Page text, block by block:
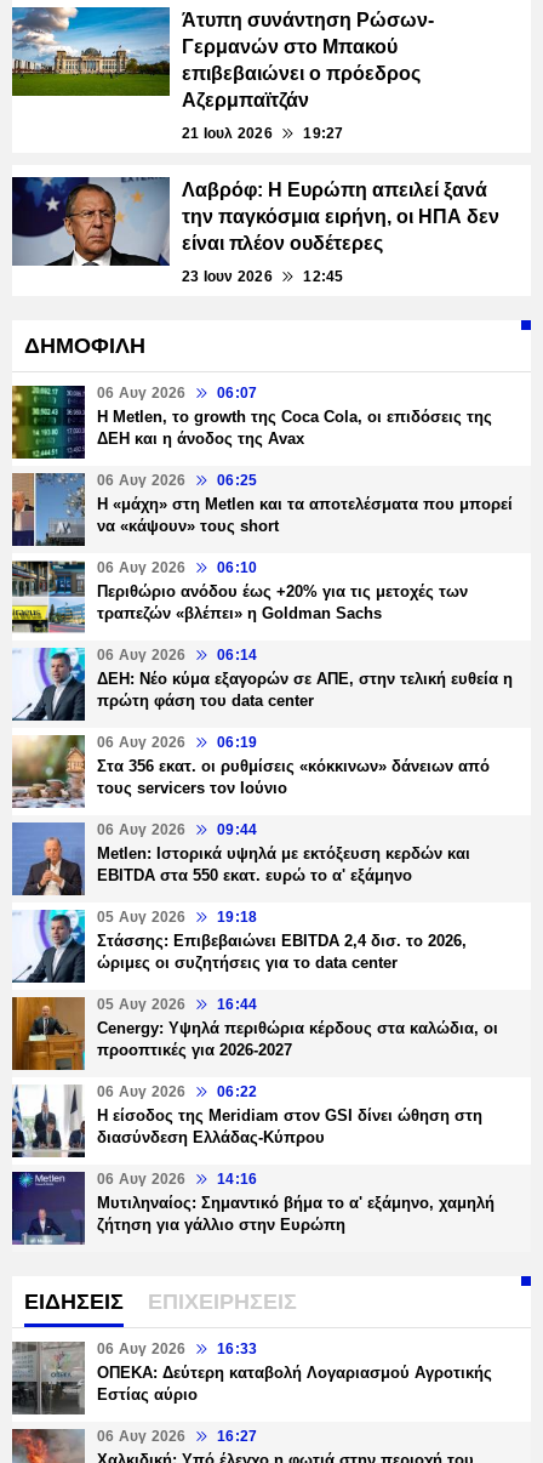
Άτυπη συνάντηση Ρώσων-
Γερμανών στο Μπακού
επιβεβαιώνει ο πρόεδρος
Αζερμπαϊτζάν
21 Ιουλ 2026 19:27
Λαβρόφ: Η Ευρώπη απειλεί ξανά
την παγκόσμια ειρήνη, οι ΗΠΑ δεν
είναι πλέον ουδέτερες
23 Ιουν 2026 12:45
ΔΗΜΟΦΙΛΗ
06 Αυγ 2026 06:07
H Metlen, το growth της Coca Cola, οι επιδόσεις της
ΔΕΗ και η άνοδος της Avax
06 Αυγ 2026 06:25
H «μάχη» στη Metlen και τα αποτελέσματα που μπορεί
να «κάψουν» τους short
06 Αυγ 2026 06:10
Περιθώριο ανόδου έως +20% για τις μετοχές των
τραπεζών «βλέπει» η Goldman Sachs
06 Αυγ 2026 06:14
ΔΕΗ: Νέο κύμα εξαγορών σε ΑΠΕ, στην τελική ευθεία η
πρώτη φάση του data center
06 Αυγ 2026 06:19
Στα 356 εκατ. οι ρυθμίσεις «κόκκινων» δάνειων από
τους servicers τον Ιούνιο
06 Αυγ 2026 09:44
Metlen: Ιστορικά υψηλά με εκτόξευση κερδών και
EBITDA στα 550 εκατ. ευρώ το α' εξάμηνο
05 Αυγ 2026 19:18
Στάσσης: Επιβεβαιώνει EBITDA 2,4 δισ. το 2026,
ώριμες οι συζητήσεις για το data center
05 Αυγ 2026 16:44
Cenergy: Υψηλά περιθώρια κέρδους στα καλώδια, οι
προοπτικές για 2026-2027
06 Αυγ 2026 06:22
Η είσοδος της Meridiam στον GSI δίνει ώθηση στη
διασύνδεση Ελλάδας-Κύπρου
06 Αυγ 2026 14:16
Μυτιληναίος: Σημαντικό βήμα το α' εξάμηνο, χαμηλή
ζήτηση για γάλλιο στην Ευρώπη
ΕΙΔΗΣΕΙΣ ΕΠΙΧΕΙΡΗΣΕΙΣ
06 Αυγ 2026 16:33
ΟΠΕΚΑ: Δεύτερη καταβολή Λογαριασμού Αγροτικής
Εστίας αύριο
06 Αυγ 2026 16:27